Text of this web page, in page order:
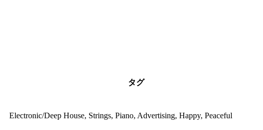
タグ
Electronic/Deep House, Strings, Piano, Advertising, Happy, Peaceful